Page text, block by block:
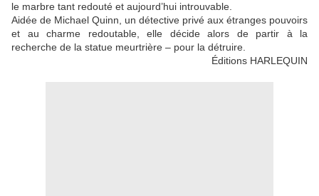
le marbre tant redouté et aujourd’hui introuvable.
Aidée de Michael Quinn, un détective privé aux étranges pouvoirs
et au charme redoutable, elle décide alors de partir à la
recherche de la statue meurtrière – pour la détruire.
Éditions HARLEQUIN